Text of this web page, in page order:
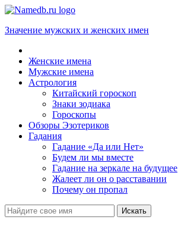
Значение мужских и женских имен
Женские имена
Мужские имена
Астрология
Китайский гороскоп
Знаки зодиака
Гороскопы
Обзоры Эзотериков
Гадания
Гадание «Да или Нет»
Будем ли мы вместе
Гадание на зеркале на будущее
Жалеет ли он о расставании
Почему он пропал